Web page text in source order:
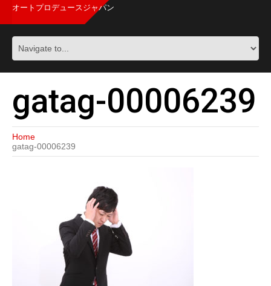
オートプロデュースジャパン
gatag-00006239
Home
gatag-00006239